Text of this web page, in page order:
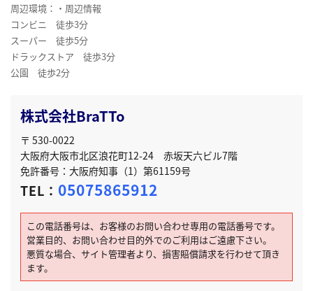
周辺環境：・周辺情報
コンビニ 徒歩3分
スーパー 徒歩5分
ドラックストア 徒歩3分
公園 徒歩2分
株式会社BraTTo
〒 530-0022
大阪府大阪市北区浪花町12-24 赤坂天六ビル7階
免許番号：大阪府知事（1）第61159号
TEL： 05075865912
この電話番号は、お客様のお問い合わせ専用の電話番号です。
営業目的、お問い合わせ目的外でのご利用はご遠慮下さい。
悪質な場合、サイト管理者より、損害賠償請求を行わせて頂き
ます。